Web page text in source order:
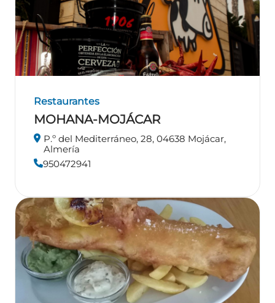
Restaurantes
MOHANA-MOJÁCAR
P.º del Mediterráneo, 28, 04638 Mojácar,
Almería
950472941